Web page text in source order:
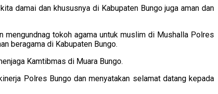
damai dan khususnya di Kabupaten Bungo juga aman dan
mengundnag tokoh agama untuk muslim di Mushalla Polres
beragama di Kabupaten Bungo.
Kamtibmas di Muara Bungo.
Polres Bungo dan menyatakan selamat datang kepada